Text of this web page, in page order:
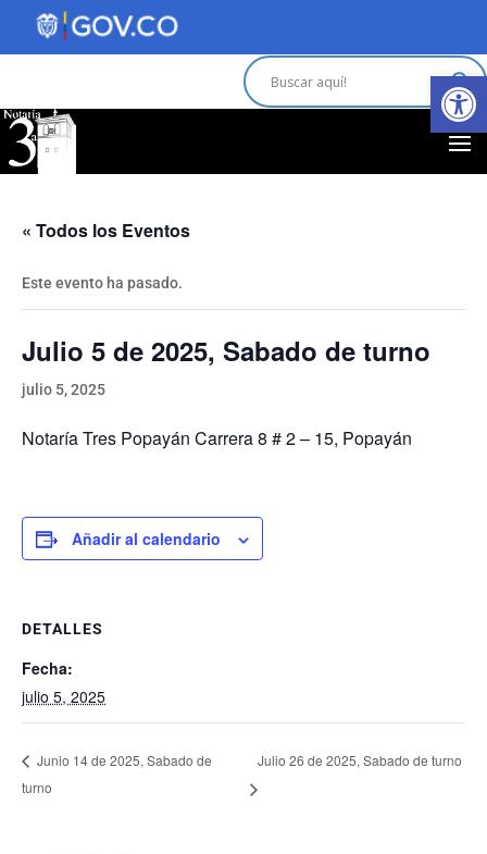
Abrir
« Todos los Eventos
Este evento ha pasado.
Julio 5 de 2025, Sabado de turno
julio 5, 2025
Notaría Tres Popayán Carrera 8 # 2 – 15, Popayán
Añadir al calendario
DETALLES
Fecha:
julio 5, 2025
Junio 14 de 2025, Sabado de
turno
Julio 26 de 2025, Sabado de turno